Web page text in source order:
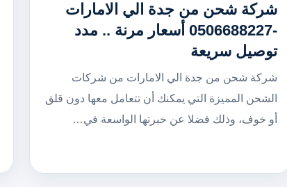
شركة شحن من جدة الي الامارات
-0506688227 أسعار مرنة .. مدد
توصيل سريعة
شركة شحن من جدة الي الامارات من شركات
الشحن المميزة التي يمكنك أن تتعامل معها دون قلق
أو خوف، وذلك فضلا عن خبرتها الواسعة في…